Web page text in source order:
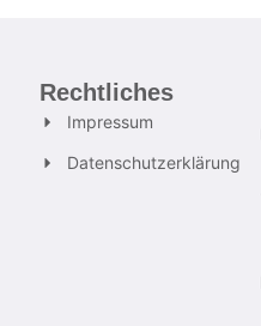
Rechtliches
Impressum
Datenschutzerklärung